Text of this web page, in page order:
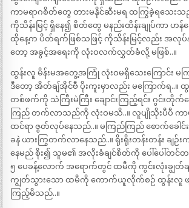
ကာမရာဂစိတ်တွေ တားမနိုင်ဆီးမရ ထကြွခဲ့ရသေးသ
ကိုသိန်းမြင့် ရှိနေ၍ စိတ်တွေ မနည်းထိန်းချုပ်ကာ ဟန်
ထိုနေ့က ပိတ်ရက်ဖြစ်သဖြင့် ကိုသိန်းမြင့်လည်း အလုပ်
တော့ အခွင့်အရေးကို လုံးဝလက်လွှတ်ခံလို့ မဖြစ်..။
ထွန်းလူ မိန်းမအတွေ့အကြုံ လုံးဝမရှိသေးကြောင်း
ဒီတော့ အိတ်ချ်အိုင်ဗီ ပိုးကူးမှာလည်း မကြောက်ရ..။
တစ်ဖက်ကို သဲကြီးမဲကြီး ချောင်းကြည့်ရင်း ဂွင်းတို
ကြည် တက်လာသည်ကို လုံးဝမသိ..။ လူပျိုသိုးပီပီ ကာ
ထင်ရာ ဇွတ်လုပ်နေသည်..။ မကြည်ကြည် စောက်ခေ
ခနဲ ယားကြွတက်လာနေသည်..။ ရိုးရိုးတန်းတန်း ချဉ်
နေမည် စိုး၍ သူမ၏ အလိုးခံချင်စိတ်ကို ပေါ်ပေါ်တင်
၅ ပေခန့်လောက် အရောက်တွင် ထမီကို ကွင်းလုံးချွတ်
ကျွတ်သွားသော ထမီကို ကောက်ယူလိုက်စဉ် ထွန်းလူ
ကြည့်မိသည်..။